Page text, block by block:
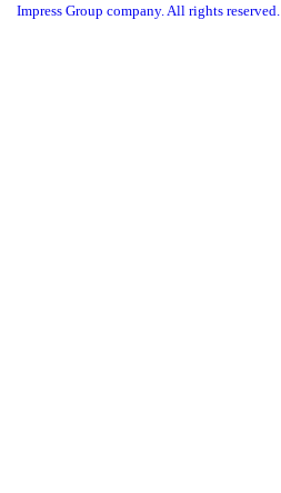
Impress Group company. All rights reserved.